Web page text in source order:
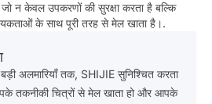
न केवल उपकरणों की सुरक्षा करता है बल्कि
के साथ पूरी तरह से मेल खाता है।.
अलमारियाँ तक, SHIJIE सुनिश्चित करता
तकनीकी चित्रों से मेल खाता हो और आपके